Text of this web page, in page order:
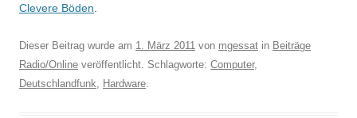
Clevere Böden
Dieser Beitrag wurde am 1. März 2011 von mgessat in Beiträge
Radio/Online veröffentlicht. Schlagworte: Computer,
Deutschlandfunk
Hardware